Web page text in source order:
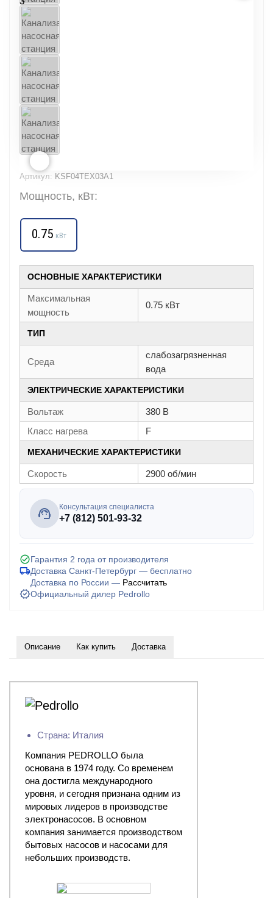
Артикул: KSF04TEX03A1
Мощность, кВт:
0.75 кВт
ОСНОВНЫЕ ХАРАКТЕРИСТИКИ
Максимальная
мощность
0.75 кВт
ТИП
Среда
слабозагрязненная
вода
ЭЛЕКТРИЧЕСКИЕ ХАРАКТЕРИСТИКИ
Вольтаж
380 В
Класс нагрева
F
МЕХАНИЧЕСКИЕ ХАРАКТЕРИСТИКИ
Скорость 2900 об/мин
Консультация специалиста
+7 (812) 501-93-32
Гарантия 2 года от производителя
Доставка Санкт-Петербург — бесплатно
Доставка по России — Рассчитать
Официальный дилер Pedrollo
Описание Как купить Доставка
Страна: Италия
Компания PEDROLLO была
основана в 1974 году. Со временем
она достигла международного
уровня, и сегодня признана одним из
мировых лидеров в производстве
электронасосов. В основном
компания занимается производством
бытовых насосов и насосами для
небольших производств.